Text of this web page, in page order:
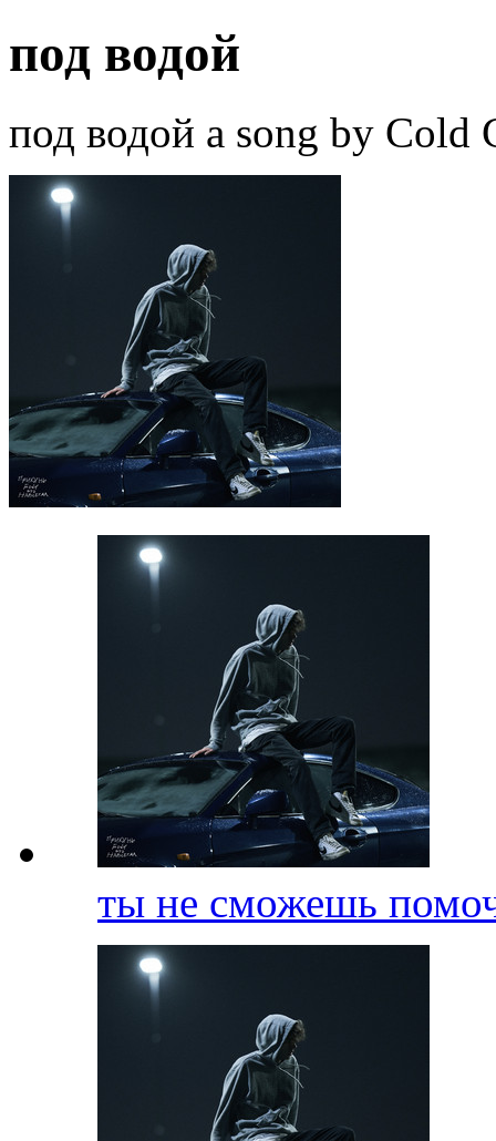
под водой
под водой a song by Cold
ты не сможешь